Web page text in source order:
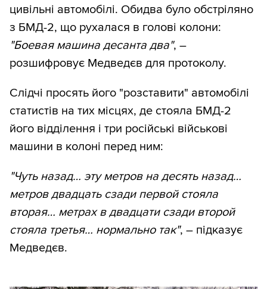
цивільні автомобілі. Обидва було обстріляно
з БМД-2, що рухалася в голові колони:
"Боевая машина десанта два", –
розшифровує Медведєв для протоколу.
Слідчі просять його "розставити" автомобілі
статистів на тих місцях, де стояла БМД-2
його відділення і три російські військові
машини в колоні перед ним:
"Чуть назад… эту метров на десять назад…
метров двадцать сзади первой стояла
вторая… метрах в двадцати сзади второй
стояла третья… нормально так", – підказує
Медведєв.